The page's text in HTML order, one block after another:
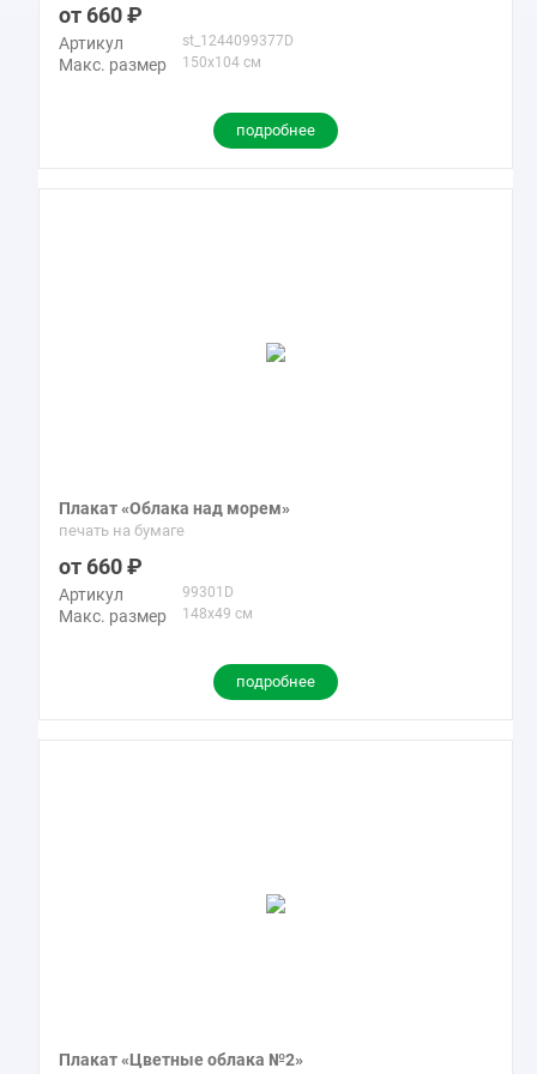
660
Артикул st_1244099377D
Макс. размер 150x104 см
подробнее
Плакат «Облака над морем»
печать на бумаге
660
Артикул 99301D
Макс. размер 148x49 см
подробнее
Плакат «Цветные облака №2»